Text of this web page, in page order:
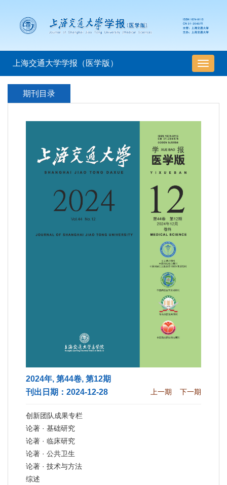
导
航
上海交通大学学报（医学版）
期刊目录
2024年, 第44卷, 第12期
刊出日期：2024-12-28
上一期 下一期
创新团队成果专栏
论著 · 基础研究
论著 · 临床研究
论著 · 公共卫生
论著 · 技术与方法
综述